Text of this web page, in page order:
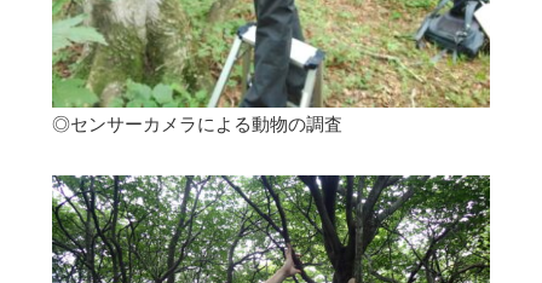
◎センサーカメラによる動物の調査